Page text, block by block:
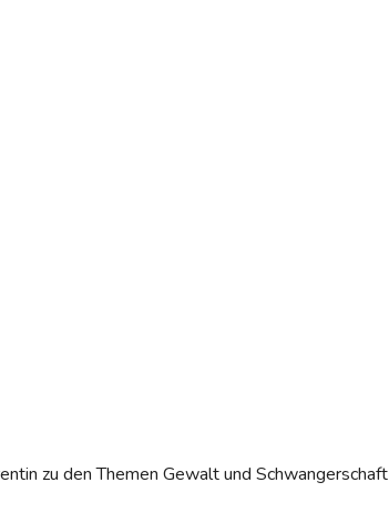
zu den Themen Gewalt und Schwangerschaft